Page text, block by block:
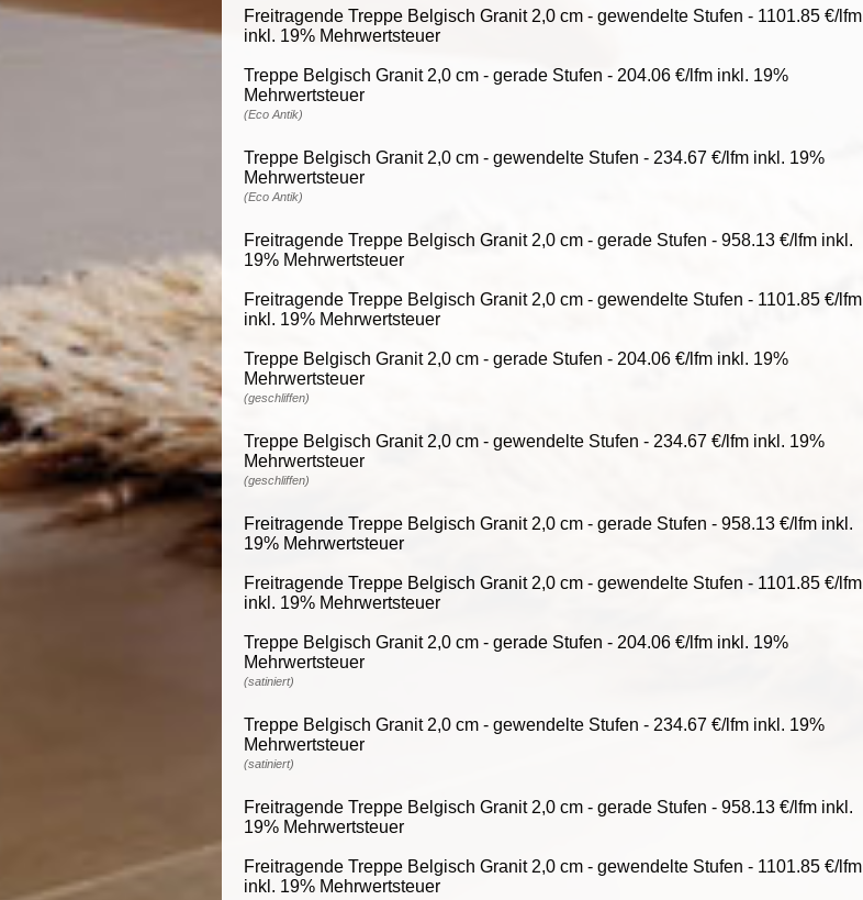
Freitragende Treppe Belgisch Granit 2,0 cm - gewendelte Stufen - 1101.85 €/lfm
inkl. 19% Mehrwertsteuer
Treppe Belgisch Granit 2,0 cm - gerade Stufen - 204.06 €/lfm inkl. 19%
Mehrwertsteuer
(Eco Antik)
Treppe Belgisch Granit 2,0 cm - gewendelte Stufen - 234.67 €/lfm inkl. 19%
Mehrwertsteuer
(Eco Antik)
Freitragende Treppe Belgisch Granit 2,0 cm - gerade Stufen - 958.13 €/lfm inkl.
19% Mehrwertsteuer
Freitragende Treppe Belgisch Granit 2,0 cm - gewendelte Stufen - 1101.85 €/lfm
inkl. 19% Mehrwertsteuer
Treppe Belgisch Granit 2,0 cm - gerade Stufen - 204.06 €/lfm inkl. 19%
Mehrwertsteuer
(geschliffen)
Treppe Belgisch Granit 2,0 cm - gewendelte Stufen - 234.67 €/lfm inkl. 19%
Mehrwertsteuer
(geschliffen)
Freitragende Treppe Belgisch Granit 2,0 cm - gerade Stufen - 958.13 €/lfm inkl.
19% Mehrwertsteuer
Freitragende Treppe Belgisch Granit 2,0 cm - gewendelte Stufen - 1101.85 €/lfm
inkl. 19% Mehrwertsteuer
Treppe Belgisch Granit 2,0 cm - gerade Stufen - 204.06 €/lfm inkl. 19%
Mehrwertsteuer
(satiniert)
Treppe Belgisch Granit 2,0 cm - gewendelte Stufen - 234.67 €/lfm inkl. 19%
Mehrwertsteuer
(satiniert)
Freitragende Treppe Belgisch Granit 2,0 cm - gerade Stufen - 958.13 €/lfm inkl.
19% Mehrwertsteuer
Freitragende Treppe Belgisch Granit 2,0 cm - gewendelte Stufen - 1101.85 €/lfm
inkl. 19% Mehrwertsteuer